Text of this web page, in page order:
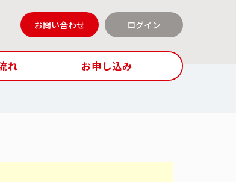
お問い合わせ ログイン
れ お申し込み